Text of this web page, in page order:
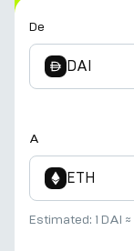
De
DAI
A
ETH
Estimated: 1 DAI ≈